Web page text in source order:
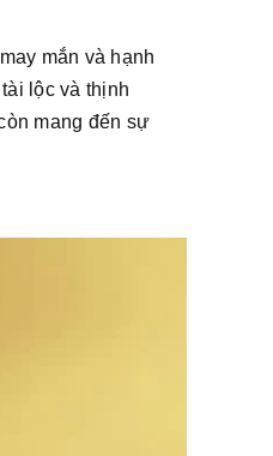
mắn và hạnh
lộc và thịnh
mang đến sự